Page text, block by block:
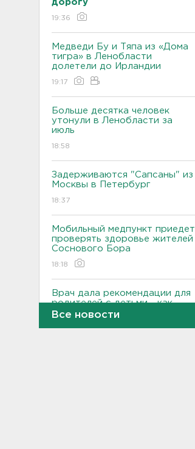
дорогу
19:36
Медведи Бу и Тяпа из «Дома
тигра» в Ленобласти
долетели до Ирландии
19:17
Больше десятка человек
утонули в Ленобласти за
июль
18:58
Задерживаются "Сапсаны" из
Москвы в Петербург
18:37
Мобильный медпункт приедет
проверять здоровье жителей
Соснового Бора
18:18
Врач дала рекомендации для
родителей с детьми - как
пережить жару
17:59
Все новости